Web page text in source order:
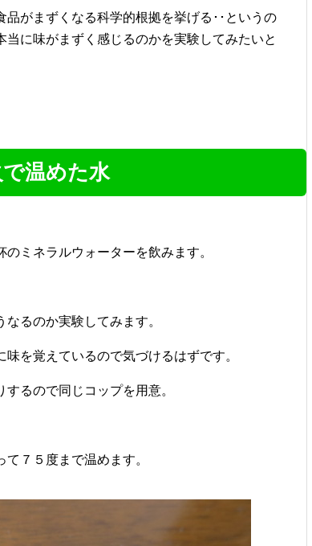
がまずくなる科学的根拠を挙げる･･というの
に味がまずく感じるのかを実験してみたいと
温めた水
ミネラルウォーターを飲みます。
るのか実験してみます。
を覚えているので気づけるはずです。
るので同じコップを用意。
７５度まで温めます。